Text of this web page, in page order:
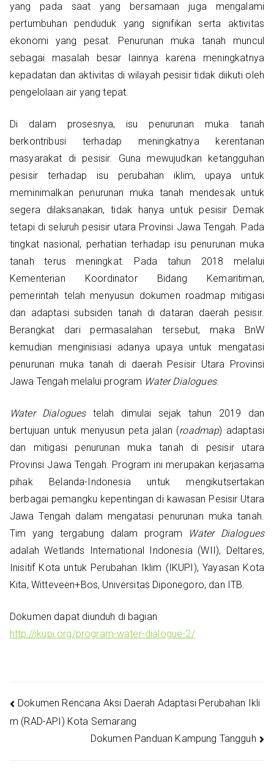
yang pada saat yang bersamaan juga mengalami
pertumbuhan penduduk yang signifikan serta aktivitas
ekonomi yang pesat. Penurunan muka tanah muncul
sebagai masalah besar lainnya karena meningkatnya
kepadatan dan aktivitas di wilayah pesisir tidak diikuti oleh
pengelolaan air yang tepat.
Di dalam prosesnya, isu penurunan muka tanah
berkontribusi terhadap meningkatnya kerentanan
masyarakat di pesisir. Guna mewujudkan ketangguhan
pesisir terhadap isu perubahan iklim, upaya untuk
meminimalkan penurunan muka tanah mendesak untuk
segera dilaksanakan, tidak hanya untuk pesisir Demak
tetapi di seluruh pesisir utara Provinsi Jawa Tengah. Pada
tingkat nasional, perhatian terhadap isu penurunan muka
tanah terus meningkat. Pada tahun 2018 melalui
Kementerian Koordinator Bidang Kemaritiman,
pemerintah telah menyusun dokumen roadmap mitigasi
dan adaptasi subsiden tanah di dataran daerah pesisir.
Berangkat dari permasalahan tersebut, maka BnW
kemudian menginisiasi adanya upaya untuk mengatasi
penurunan muka tanah di daerah Pesisir Utara Provinsi
Jawa Tengah melalui program Water Dialogues.
Water Dialoguestelah dimulai sejak tahun 2019 dan
bertujuan untuk menyusun peta jalan (roadmap) adaptasi
dan mitigasi penurunan muka tanah di pesisir utara
Provinsi Jawa Tengah. Program ini merupakan kerjasama
pihak Belanda-Indonesia untuk mengikutsertakan
berbagai pemangku kepentingan di kawasan Pesisir Utara
Jawa Tengah dalam mengatasi penurunan muka tanah.
Tim yang tergabung dalam program
Water Dialogues
adalah Wetlands International Indonesia (WII), Deltares,
Inisitif Kota untuk Perubahan Iklim (IKUPI), Yayasan Kota
Kita, Witteveen+Bos, Universitas Diponegoro, dan ITB.
Dokumen dapat diunduh di bagian
http://ikupi.org/program-water-dialogue-2/
Navigasi
pos
Dokumen Rencana Aksi Daerah Adaptasi Perubahan Ikli
m (RAD-API) Kota Semarang
Dokumen Panduan Kampung Tangguh